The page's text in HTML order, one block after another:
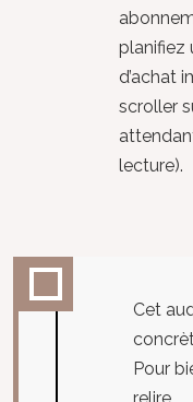
planifiez
d’achat
scroller
lecture).
Cet
Pour